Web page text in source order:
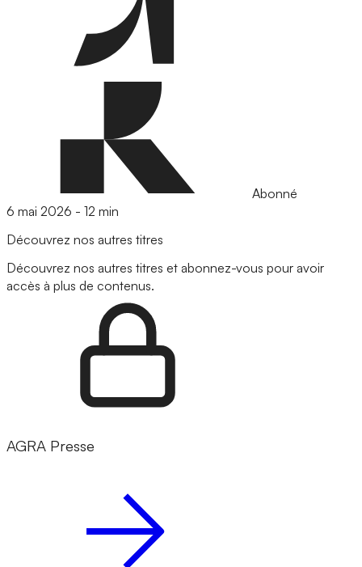
Abonné
6 mai 2026 - 12 min
Découvrez nos autres titres
Découvrez nos autres titres et abonnez-vous pour avoir
accès à plus de contenus.
AGRA Presse